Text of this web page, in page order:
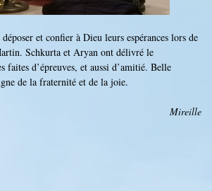
et confier à Dieu leurs espérances lors de
Schkurta et Aryan ont délivré le
faites d’épreuves, et aussi d’amitié. Belle
signe de la fraternité et de la joie.
Mireille